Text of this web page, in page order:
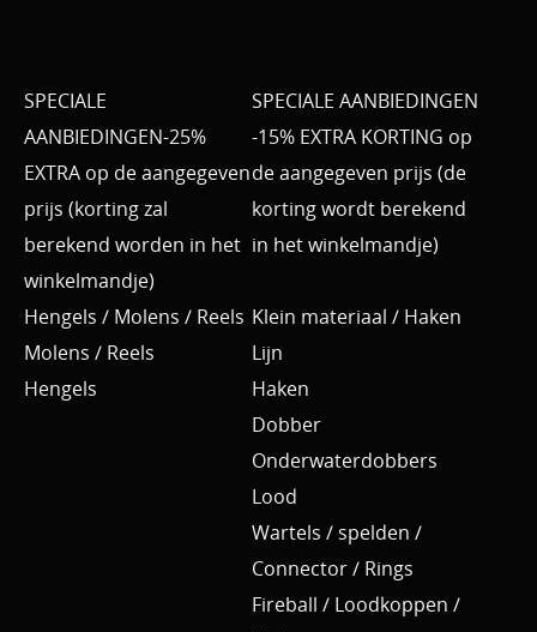
SPECIALE
AANBIEDINGEN-25%
EXTRA op de aangegeven
prijs (korting zal
berekend worden in het
winkelmandje)
SPECIALE AANBIEDINGEN
-15% EXTRA KORTING op
de aangegeven prijs (de
korting wordt berekend
in het winkelmandje)
Hengels / Molens / Reels
Molens / Reels
Hengels
Klein materiaal / Haken
Lijn
Haken
Dobber
Onderwaterdobbers
Lood
Wartels / spelden /
Connector / Rings
Fireball / Loodkoppen /